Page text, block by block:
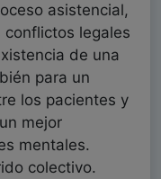
asistencial,
legales
de una
para un
los pacientes y
mejor
mentales.
colectivo.